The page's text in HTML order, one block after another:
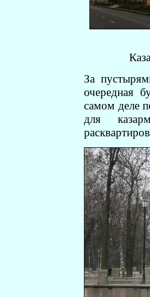
За
очередная
самом деле
для